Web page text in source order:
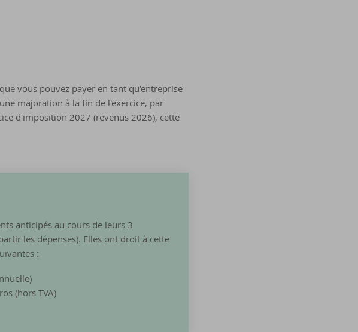
vous pouvez payer en tant qu'entreprise
majoration à la fin de l'exercice, par
d'imposition 2027 (revenus 2026), cette
anticipés au cours de leurs 3
les dépenses). Elles ont droit à cette
:
(hors TVA)